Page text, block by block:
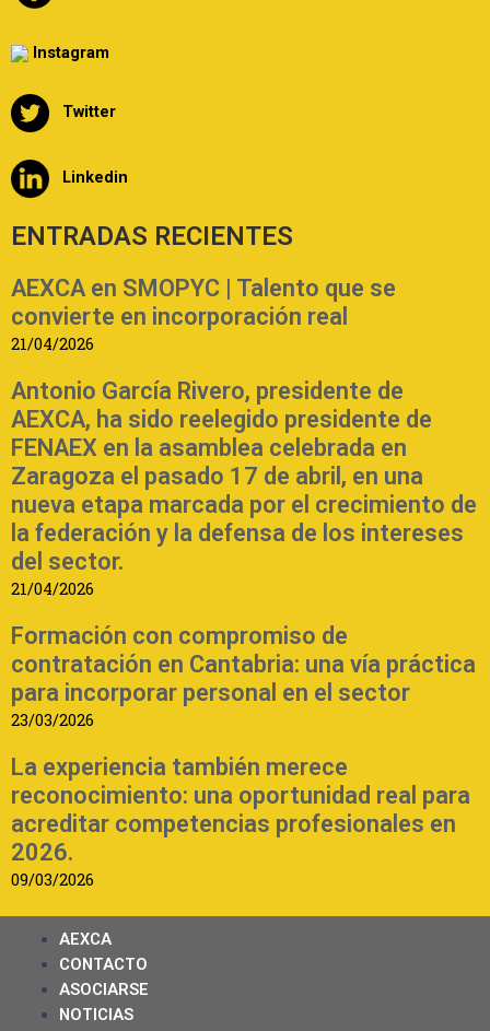
Instagram
Twitter
Linkedin
ENTRADAS RECIENTES
AEXCA en SMOPYC | Talento que se
convierte en incorporación real
21/04/2026
Antonio García Rivero, presidente de
AEXCA, ha sido reelegido presidente de
FENAEX en la asamblea celebrada en
Zaragoza el pasado 17 de abril, en una
nueva etapa marcada por el crecimiento de
la federación y la defensa de los intereses
del sector.
21/04/2026
Formación con compromiso de
contratación en Cantabria: una vía práctica
para incorporar personal en el sector
23/03/2026
La experiencia también merece
reconocimiento: una oportunidad real para
acreditar competencias profesionales en
2026.
09/03/2026
AEXCA
CONTACTO
ASOCIARSE
NOTICIAS